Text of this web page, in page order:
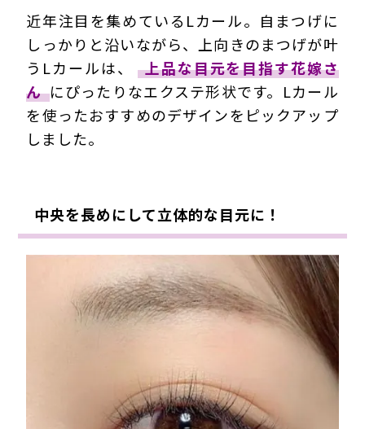
近年注目を集めているLカール。自まつげに
しっかりと沿いながら、上向きのまつげが叶
うLカールは、 上品な目元を目指す花嫁さ
ん にぴったりなエクステ形状です。Lカール
を使ったおすすめのデザインをピックアップ
しました。
中央を長めにして立体的な目元に！